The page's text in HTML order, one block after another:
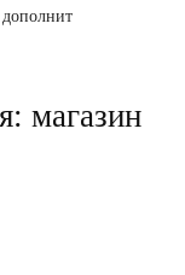
магазин